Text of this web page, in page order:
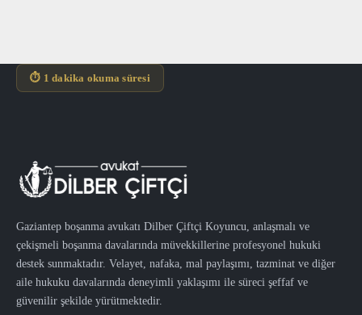
⏱ 1 dakika okuma süresi
Gaziantep boşanma avukatı Dilber Çiftçi Koyuncu, anlaşmalı ve
çekişmeli boşanma davalarında müvekkillerine profesyonel hukuki
destek sunmaktadır. Velayet, nafaka, mal paylaşımı, tazminat ve diğer
aile hukuku davalarında deneyimli yaklaşımı ile süreci şeffaf ve
güvenilir şekilde yürütmektedir.